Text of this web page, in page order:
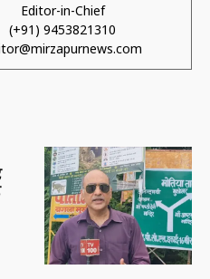
Editor-in-Chief
(+91) 9453821310